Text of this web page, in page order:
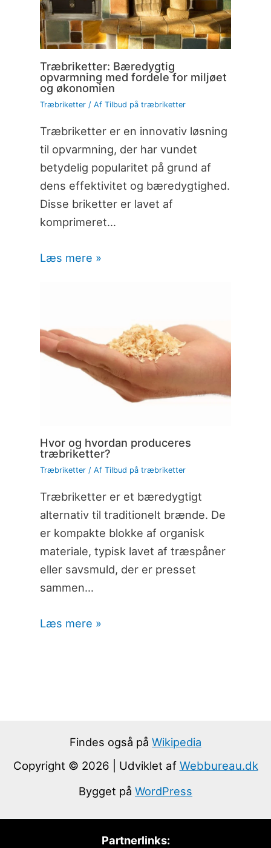
Træbriketter: Bæredygtig
opvarmning med fordele for miljøet
og økonomien
Træbriketter/ Af Tilbud på træbriketter
Træbriketter er en innovativ løsning
til opvarmning, der har vundet
betydelig popularitet på grund af
dens effektivitet og bæredygtighed.
Disse briketter er lavet af
komprimeret…
Læs mere »
Hvor og hvordan produceres
træbriketter?
Træbriketter/ Af Tilbud på træbriketter
Træbriketter er et bæredygtigt
alternativ til traditionelt brænde. De
er kompakte blokke af organisk
materiale, typisk lavet af træspåner
eller savsmuld, der er presset
sammen…
Læs mere »
Findes også på Wikipedia
Copyright © 2026 | Udviklet af Webbureau.dk
Bygget på WordPress
Partnerlinks: